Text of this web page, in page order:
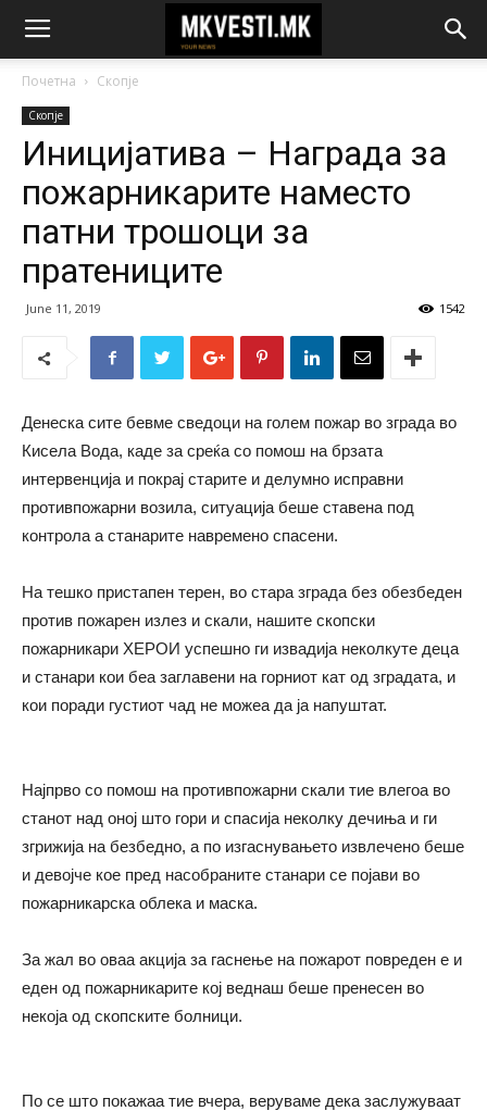
Почетна Скопје
Скопје
Иницијатива – Награда за
пожарникарите наместо
патни трошоци за
пратениците
June 11, 2019 1542
Денеска сите бевме сведоци на голем пожар во зграда во
Кисела Вода, каде за среќа со помош на брзата
интервенција и покрај старите и делумно исправни
противпожарни возила, ситуација беше ставена под
контрола а станарите навремено спасени.
На тешко пристапен терен, во стара зграда без обезбеден
против пожарен излез и скали, нашите скопски
пожарникари ХЕРОИ успешно ги извадија неколкуте деца
и станари кои беа заглавени на горниот кат од зградата, и
кои поради густиот чад не можеа да ја напуштат.
Најпрво со помош на противпожарни скали тие влегоа во
станот над оној што гори и спасија неколку дечиња и ги
згрижија на безбедно, а по изгаснувањето извлечено беше
и девојче кое пред насобраните станари се појави во
пожарникарска облека и маска.
За жал во оваа акција за гаснење на пожарот повреден е и
еден од пожарникарите кој веднаш беше пренесен во
некоја од скопските болници.
По се што покажаа тие вчера, веруваме дека заслужуваат